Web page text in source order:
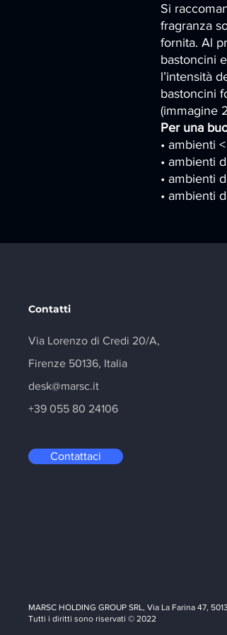
Si
fragranza
fornita. Al
bastoncini
l’intensità
bastoncini
(immagine
Per una
• ambienti
• ambienti
• ambienti
• ambienti
Contatti
Via Lorenzo di Credi 20/A,
Firenze 50136, Italia
desk@marsc.it
+39 055 80 24106
Contattaci
MARSC HOLDING GROUP SRL, Via La Farina 47,
Tutti i diritti sono riservati © 2022